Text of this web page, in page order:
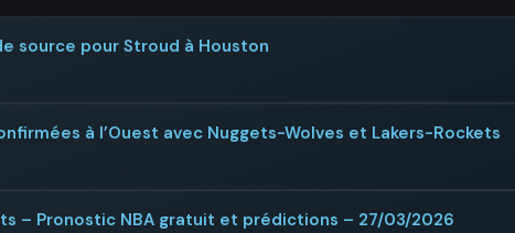
source pour Stroud à Houston
à l’Ouest avec Nuggets-Wolves et Lakers-Rockets
– Pronostic NBA gratuit et prédictions – 27/03/2026